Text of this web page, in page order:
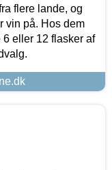
flere lande, og
vin på. Hos dem
eller 12 flasker af